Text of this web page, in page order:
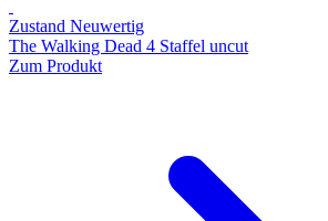
Zustand Neuwertig
The Walking Dead 4 Staffel uncut
Zum Produkt